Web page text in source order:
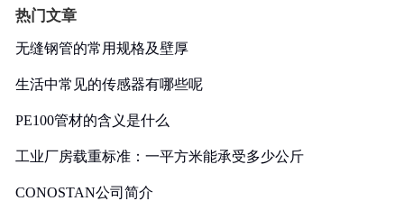
热门文章
无缝钢管的常用规格及壁厚
生活中常见的传感器有哪些呢
PE100管材的含义是什么
工业厂房载重标准：一平方米能承受多少公斤
CONOSTAN公司简介